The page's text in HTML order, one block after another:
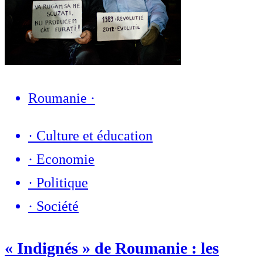
Roumanie ·
· Culture et éducation
· Economie
· Politique
· Société
« Indignés » de Roumanie : les